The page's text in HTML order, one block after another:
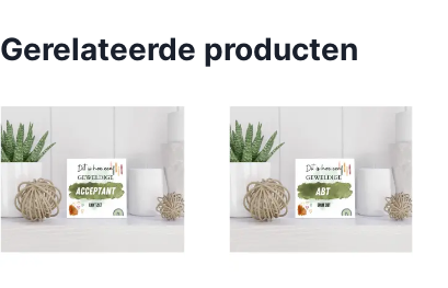
Gerelateerde producten